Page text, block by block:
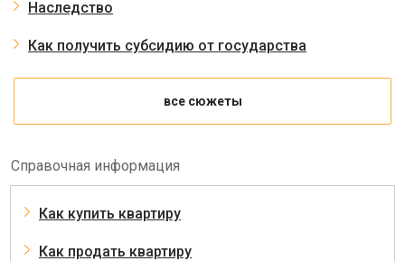
Наследство
Как получить субсидию от государства
все сюжеты
Справочная информация
Как купить квартиру
Как продать квартиру